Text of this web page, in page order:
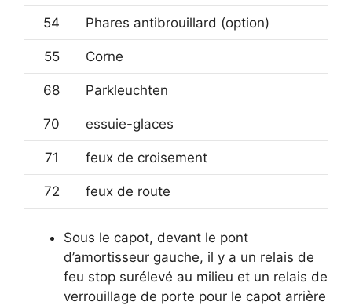
54 Phares antibrouillard (option)
55 Corne
68 Parkleuchten
70 essuie-glaces
71 feux de croisement
72 feux de route
Sous le capot, devant le pont
d’amortisseur gauche, il y a un relais de
feu stop surélevé au milieu et un relais de
verrouillage de porte pour le capot arrière